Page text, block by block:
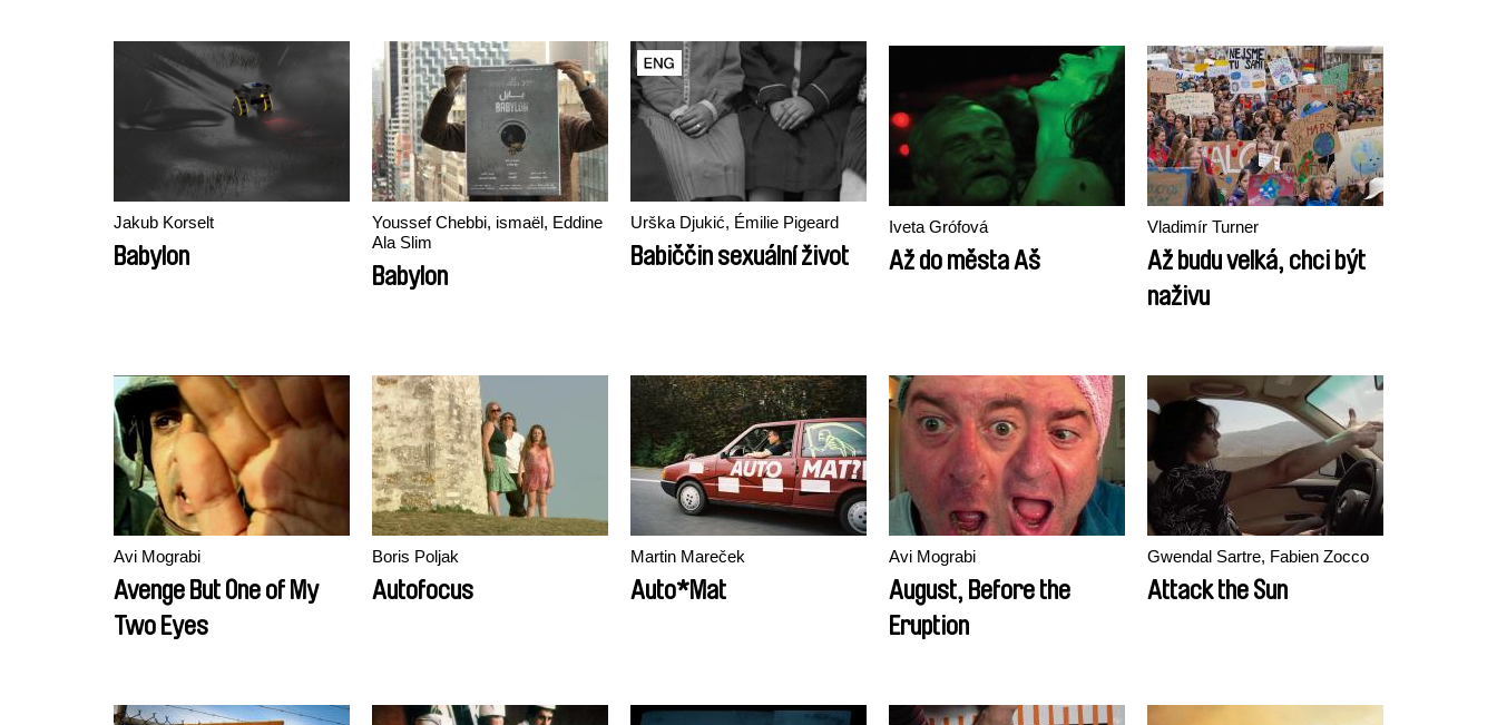
Jakub Korselt
Babylon
Youssef Chebbi, ismaël, Eddine
Ala Slim
Babylon
Urška Djukić, Émilie Pigeard
Babiččin sexuální život
Iveta Grófová
Až do města Aš
Vladimír Turner
Až budu velká, chci být
naživu
Avi Mograbi
Avenge But One of My
Two Eyes
Boris Poljak
Autofocus
Martin Mareček
Auto*Mat
Avi Mograbi
August, Before the
Eruption
Gwendal Sartre, Fabien Zocco
Attack the Sun